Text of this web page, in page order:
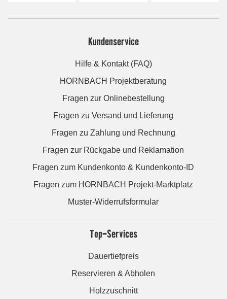
Kundenservice
Hilfe & Kontakt (FAQ)
HORNBACH Projektberatung
Fragen zur Onlinebestellung
Fragen zu Versand und Lieferung
Fragen zu Zahlung und Rechnung
Fragen zur Rückgabe und Reklamation
Fragen zum Kundenkonto & Kundenkonto-ID
Fragen zum HORNBACH Projekt-Marktplatz
Muster-Widerrufsformular
Top-Services
Dauertiefpreis
Reservieren & Abholen
Holzzuschnitt